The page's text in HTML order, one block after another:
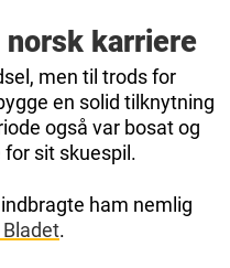
norsk karriere
men til trods for
en solid tilknytning
også var bosat og
sit skuespil.
ham nemlig
.